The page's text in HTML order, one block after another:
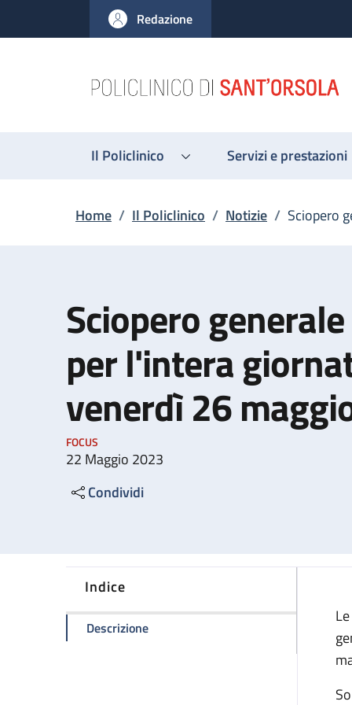
al contenuto principale
to footer content
Redazione
Il Policlinico Servizi e prestazioni
Briciole di pane
Home / Il Policlinico / Notizie / Sciopero
Sciopero
per l'intera
venerdì 26
FOCUS
22 Maggio 2023
Condividi
Indice
Descrizionedella pagina Sciopero generale